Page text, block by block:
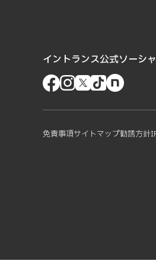
イントランス公式ソーシ
免責事項サイトマップ勧誘方針